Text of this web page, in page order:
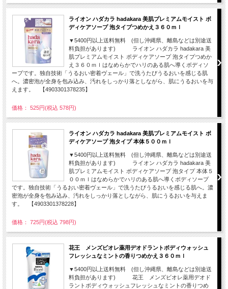
ライオン ハダカラ hadakara 美肌プレミアムモイスト ボ
ディケアソープ 泡タイプつめかえ３６０ｍｌ
▼5400円以上送料無料 (但し沖縄県、離島などは別途送
料負担があります) ライオン ハダカラ hadakara 美
肌プレミアムモイスト ボディケアソープ 泡タイプつめか
え３６０ｍｌはなめらかでハリのある肌へ導くボディソ
ープです。独自技術「うるおい密着ヴェール」で洗うたびうるおいを感じる肌
へ。濃密泡が全身を包み込み、汚れをしっかり落としながら、肌にうるおいを与
えます。 【4903301378235】
価格： 525円(税込 578円)
ライオン ハダカラ hadakara 美肌プレミアムモイスト ボ
ディケアソープ 泡タイプ 本体５００ｍｌ
▼5400円以上送料無料 (但し沖縄県、離島などは別途送
料負担があります) ライオン ハダカラ hadakara 美
肌プレミアムモイスト ボディケアソープ 泡タイプ 本体５
００ｍｌはなめらかでハリのある肌へ導くボディソープ
です。独自技術「うるおい密着ヴェール」で洗うたびうるおいを感じる肌へ。濃
密泡が全身を包み込み、汚れをしっかり落としながら、肌にうるおいを与えま
す。 【4903301378228】
価格： 725円(税込 798円)
花王 メンズビオレ薬用デオドラントボディウォッシュ
フレッシュなミントの香りつめかえ３６０ｍｌ
▼5400円以上送料無料 (但し沖縄県、離島などは別途送
料負担があります) 花王 メンズビオレ薬用デオド
ラントボディウォッシュフレッシュなミントの香りつめ